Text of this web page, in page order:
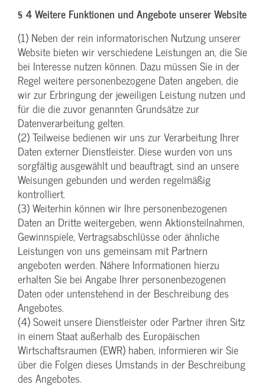
§ 4 Weitere Funktionen und Angebote unserer Website
(1) Neben der rein informatorischen Nutzung unserer
Website bieten wir verschiedene Leistungen an, die Sie
bei Interesse nutzen können. Dazu müssen Sie in der
Regel weitere personenbezogene Daten angeben, die
wir zur Erbringung der jeweiligen Leistung nutzen und
für die die zuvor genannten Grundsätze zur
Datenverarbeitung gelten.
(2) Teilweise bedienen wir uns zur Verarbeitung Ihrer
Daten externer Dienstleister. Diese wurden von uns
sorgfältig ausgewählt und beauftragt, sind an unsere
Weisungen gebunden und werden regelmäßig
kontrolliert.
(3) Weiterhin können wir Ihre personenbezogenen
Daten an Dritte weitergeben, wenn Aktionsteilnahmen,
Gewinnspiele, Vertragsabschlüsse oder ähnliche
Leistungen von uns gemeinsam mit Partnern
angeboten werden. Nähere Informationen hierzu
erhalten Sie bei Angabe Ihrer personenbezogenen
Daten oder untenstehend in der Beschreibung des
Angebotes.
(4) Soweit unsere Dienstleister oder Partner ihren Sitz
in einem Staat außerhalb des Europäischen
Wirtschaftsraumen (EWR) haben, informieren wir Sie
über die Folgen dieses Umstands in der Beschreibung
des Angebotes.